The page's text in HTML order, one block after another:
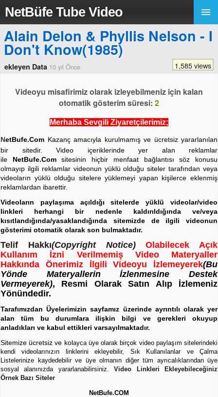
NetBüfe Tube Video
Alain Delon & Phyllis Nelson - I
Don't Know(1985)
ekleyen Data 10 yıl Önce 1,585 views
Videoyu misafirimiz olarak izleyebilmeniz için kalan
otomatik gösterim süresi: 2
Merhaba Sevgili Ziyaretçilerimiz;
NetBufe.Com Kazanç amacıyla kurulmamış ve ücretsiz yararlanılan
bir sitedir. Video içeriklerinde yer alan reklamlar
ile NetBufe.Comsitesinin hiçbir menfaat bağlantısı söz konusu
olmayıp ilgili reklamlar videonun yüklü olduğu siteler tarafından veya
videoların yüklü olduğu sitelere yüklemeyi yapan kişilerce eklenmiş
reklamlardan ibarettir.
Videoların paylaşıma açıldığı sitelerde yüklü videolar/video
linkleri herhangi bir nedenle kaldırıldığında ve/veya
kısıtlandığında/yasaklandığında sitemizde de ilgili videonun
gösterimi otomatik olarak son bulmaktadır.
Telif Hakkı(Copyright Notice)
Olabilecek Açık
Kullanım İzni Verilmemiş Video Materyaller
Hakkında Önerimiz İlgili Videoyu İzlemeyerek(Bu
Yönde Materyallerin İzlenmesine Destek
Vermeyerek), Resmi Olarak Satın Alıp İzlemeniz
Yönündedir.
Tarafımızdan Üyelerimizin sayfamız üzerinde ayrıntılı olarak yer
alan tüm bu durumlara ilişkin bilgi ve gerekleri okuyup
anladıkları ve kabul ettikleri varsayılmaktadır.
Sitemize ücretsiz ve kolayca üye olarak birçok video paylaşım sitelerindeki
kendi videolarınızın linklerini ekleyebilir, Sık Kullanılanlar ve Çalma
Listelerinize kaydedebilir ve üye olmanın diğer tüm ayrıcalıklarından üye
sosyal alanınızda yararlanabilirsiniz.Video Linkleri Ekleyebileceğiniz
Örnek Bazı Siteler
NetBufe.COM